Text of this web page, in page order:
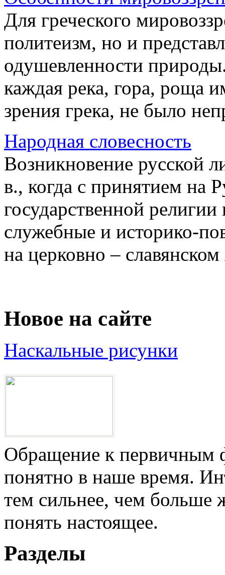
Для греческого
политеизм, но и
одушевленности
каждая река, гора, роща
зрения грека, не было
Народная словесность
Возникновение русской
в., когда с принятием на
государственной
служебные и историко-
на церковно –
Новое на сайте
Наскальные рисунки
Обращение к первичным
понятно в наше время.
тем сильнее, чем больше
понять настоящее.
Разделы